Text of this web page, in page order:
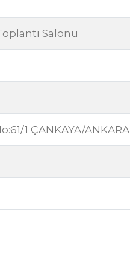
Salonu
1 ÇANKAYA/ANKARA